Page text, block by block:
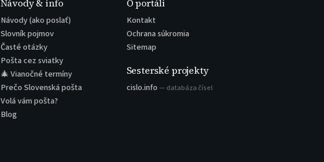
Návody & info
Návody (ako poslať)
Slovník pojmov
Časté otázky
Pošta cez sviatky
🎄 Vianočné termíny
Prečo Slovenská pošta
Volá vám pošta?
Blog
O portáli
Kontakt
Ochrana súkromia
Sitemap
Sesterské projekty
cislo.info — databáza čísel